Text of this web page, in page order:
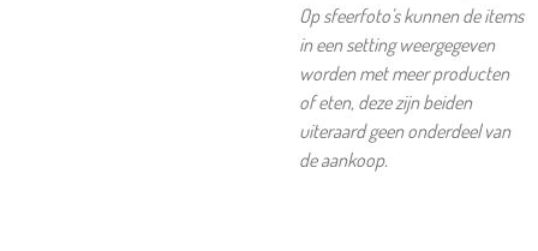
Op sfeerfoto's kunnen de items
in een setting weergegeven
worden met meer producten
of eten, deze zijn beiden
uiteraard geen onderdeel van
de aankoop.